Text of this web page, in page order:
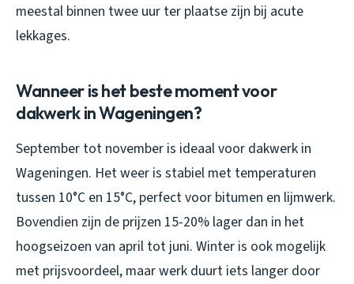
meestal binnen twee uur ter plaatse zijn bij acute
lekkages.
Wanneer is het beste moment voor
dakwerk in Wageningen?
September tot november is ideaal voor dakwerk in
Wageningen. Het weer is stabiel met temperaturen
tussen 10°C en 15°C, perfect voor bitumen en lijmwerk.
Bovendien zijn de prijzen 15-20% lager dan in het
hoogseizoen van april tot juni. Winter is ook mogelijk
met prijsvoordeel, maar werk duurt iets langer door